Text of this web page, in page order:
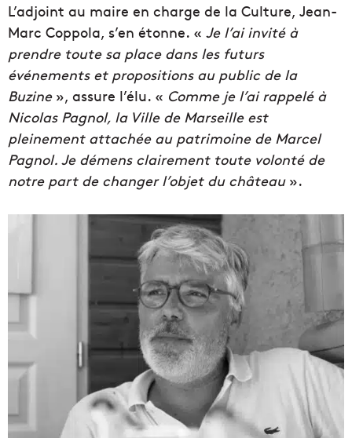
L’adjoint au maire en charge de la Culture, Jean-
Marc Coppola, s’en étonne. « Je l’ai invité à
prendre toute sa place dans les futurs
événements et propositions au public de la
Buzine», assure l’élu. « Comme je l’ai rappelé à
Nicolas Pagnol, la Ville de Marseille est
pleinement attachée au patrimoine de Marcel
Pagnol. Je démens clairement toute volonté de
notre part de changer l’objet du château ».